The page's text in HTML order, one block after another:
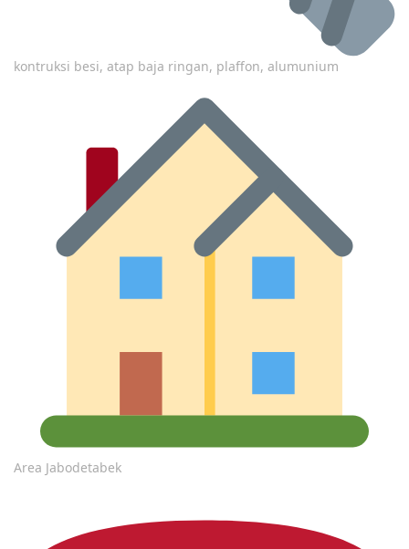
kontruksi besi, atap baja ringan, plaffon, alumunium
Area Jabodetabek